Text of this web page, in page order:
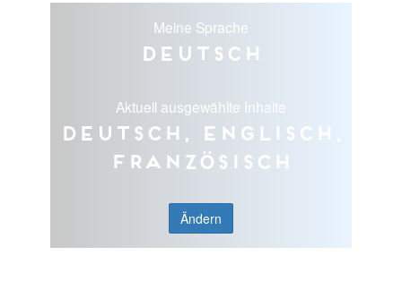
Meine Sprache
Deutsch
Aktuell ausgewählte Inhalte
Deutsch, Englisch,
Französisch
Ändern